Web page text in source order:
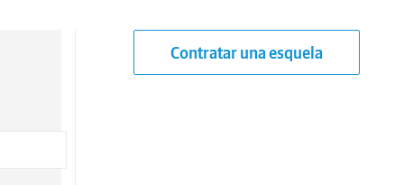
Contratar una esquela